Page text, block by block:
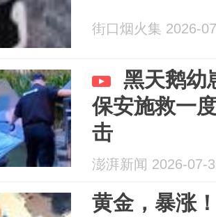
街口烟火集 2026-
黑天鹅幼
保安施救一
击
澎湃新闻 2026-07-
黄金，暴涨